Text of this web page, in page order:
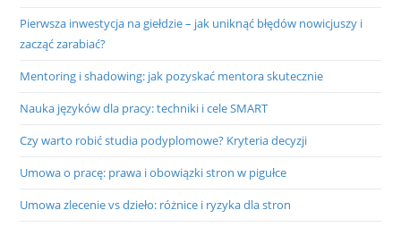
Pierwsza inwestycja na giełdzie – jak uniknąć błędów nowicjuszy i
zacząć zarabiać?
Mentoring i shadowing: jak pozyskać mentora skutecznie
Nauka języków dla pracy: techniki i cele SMART
Czy warto robić studia podyplomowe? Kryteria decyzji
Umowa o pracę: prawa i obowiązki stron w pigułce
Umowa zlecenie vs dzieło: różnice i ryzyka dla stron